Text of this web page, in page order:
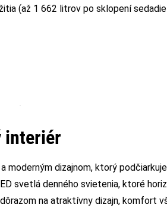
(až 1 662 litrov po sklopení
interiér
moderným dizajnom, ktorý
svetlá denného svietenia, ktoré
na atraktívny dizajn, komfort